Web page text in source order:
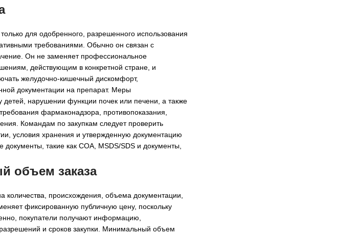
для одобренного, разрешенного использования
требованиями. Обычно он связан с
Он не заменяет профессиональное
действующим в конкретной стране, и
желудочно-кишечный дискомфорт,
документации на препарат. Меры
нарушении функции почек или печени, а также
фармаконадзора, противопоказания,
Командам по закупкам следует проверить
условия хранения и утвержденную документацию
такие как COA, MSDS/SDS и документы,
объем заказа
количества, происхождения, объема документации,
фиксированную публичную цену, поскольку
покупатели получают информацию,
и сроков закупки. Минимальный объем